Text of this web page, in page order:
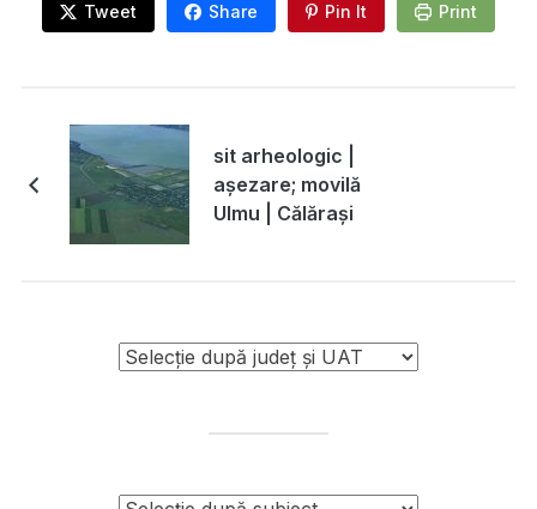
Tweet Share Pin It Print
sit arheologic |
așezare; movilă
Ulmu | Călărași